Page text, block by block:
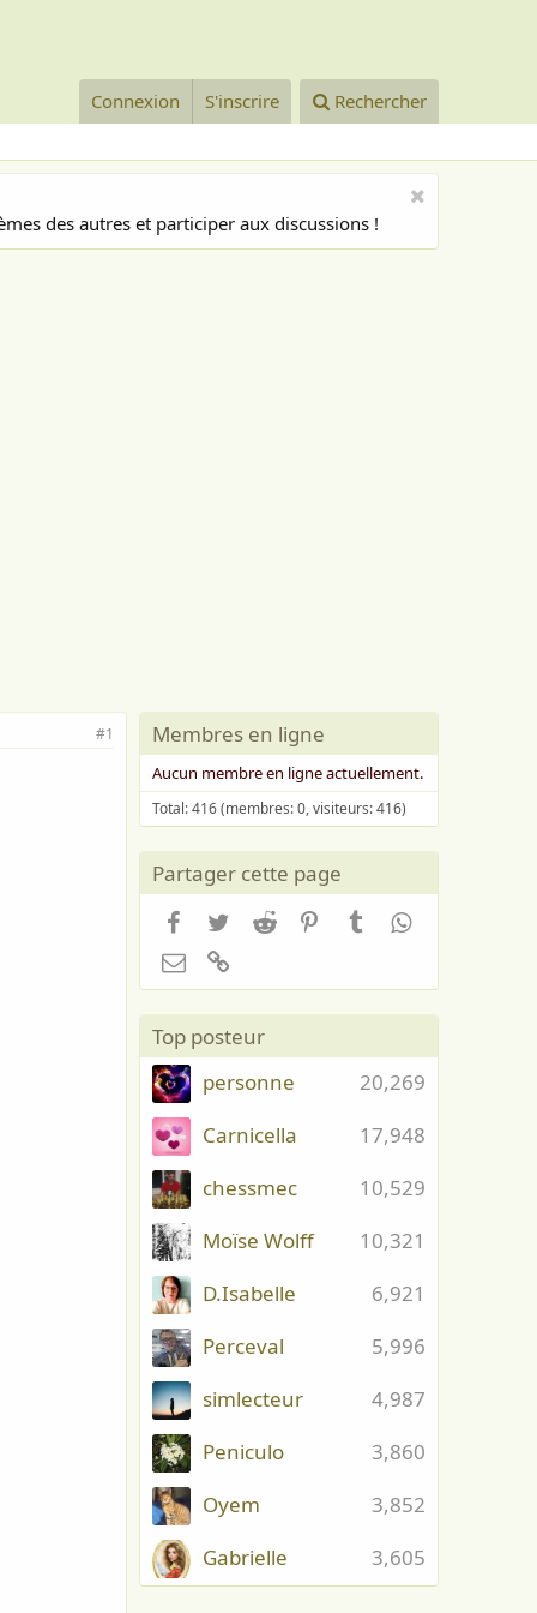
Connexion S'inscrire Rechercher
des autres et participer aux discussions !
#1 Membres en ligne
Aucun membre en ligne actuellement.
Total: 416 (membres: 0, visiteurs: 416)
Partager cette page
Facebook
TwitterReddit PinterestTumblrWhatsApp
Email
Top posteur
20,269
personne
17,948
Carnicella
10,529
chessmec
10,321
Moïse Wolff
6,921
D.Isabelle
5,996
Perceval
4,987
simlecteur
3,860
Peniculo
3,852
Oyem
3,605
Gabrielle